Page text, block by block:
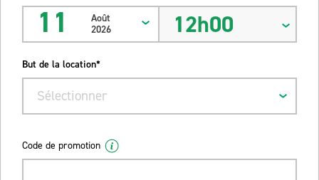
11
Août
2026
12h00
But de la location*
Sélectionner
Code de promotion